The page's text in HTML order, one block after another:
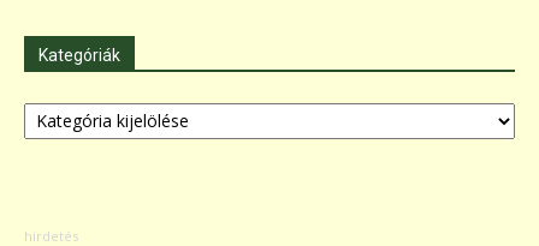
Kategóriák
Kategóriák